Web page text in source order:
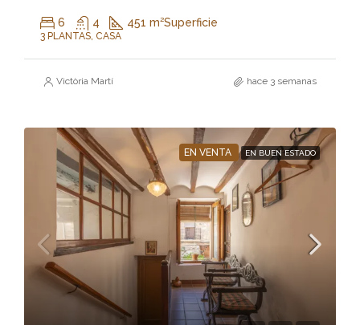
6 4 451 m²Superficie
3 PLANTAS, CASA
Victòria Martí hace 3 semanas
EN VENTA EN BUEN ESTADO